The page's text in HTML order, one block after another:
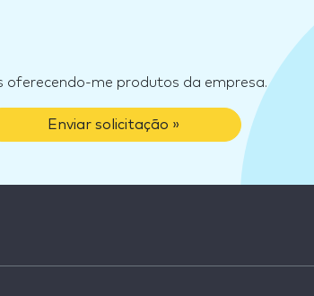
oferecendo-me produtos da empresa.
Enviar solicitação »